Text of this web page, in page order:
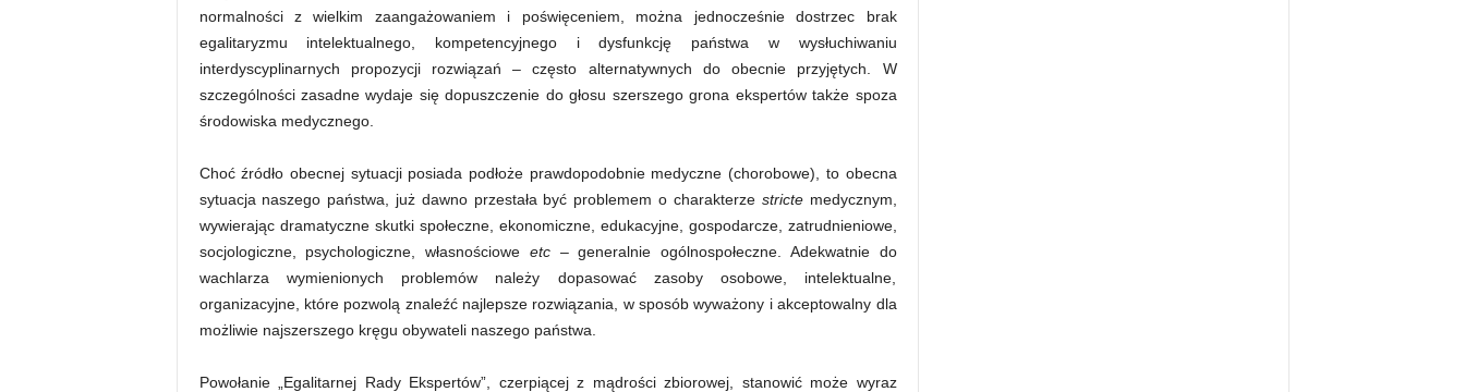
normalności z wielkim zaangażowaniem i poświęceniem, można jednocześnie dostrzec brak
egalitaryzmu intelektualnego, kompetencyjnego i dysfunkcję państwa w wysłuchiwaniu
interdyscyplinarnych propozycji rozwiązań – często alternatywnych do obecnie przyjętych. W
szczególności zasadne wydaje się dopuszczenie do głosu szerszego grona ekspertów także spoza
środowiska medycznego.
Choć źródło obecnej sytuacji posiada podłoże prawdopodobnie medyczne (chorobowe), to obecna
sytuacja naszego państwa, już dawno przestała być problemem o charakterze strictemedycznym,
wywierając dramatyczne skutki społeczne, ekonomiczne, edukacyjne, gospodarcze, zatrudnieniowe,
socjologiczne, psychologiczne, własnościowe etc – generalnie ogólnospołeczne. Adekwatnie do
wachlarza wymienionych problemów należy dopasować zasoby osobowe, intelektualne,
organizacyjne, które pozwolą znaleźć najlepsze rozwiązania, w sposób wyważony i akceptowalny dla
możliwie najszerszego kręgu obywateli naszego państwa.
Powołanie „Egalitarnej Rady Ekspertów”, czerpiącej z mądrości zbiorowej, stanowić może wyraz